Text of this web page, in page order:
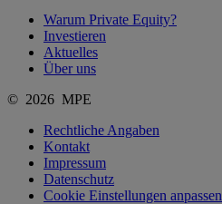
Warum Private Equity?
Investieren
Aktuelles
Über uns
© 2026 MPE
Rechtliche Angaben
Kontakt
Impressum
Datenschutz
Cookie Einstellungen anpassen